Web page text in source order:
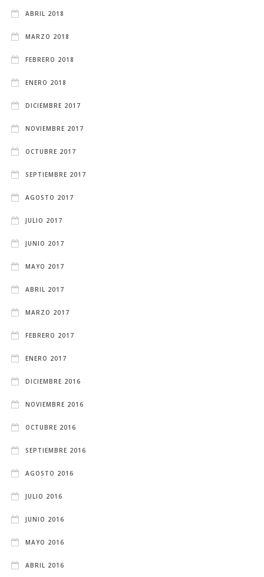
ABRIL 2018
MARZO 2018
FEBRERO 2018
ENERO 2018
DICIEMBRE 2017
NOVIEMBRE 2017
OCTUBRE 2017
SEPTIEMBRE 2017
AGOSTO 2017
JULIO 2017
JUNIO 2017
MAYO 2017
ABRIL 2017
MARZO 2017
FEBRERO 2017
ENERO 2017
DICIEMBRE 2016
NOVIEMBRE 2016
OCTUBRE 2016
SEPTIEMBRE 2016
AGOSTO 2016
JULIO 2016
JUNIO 2016
MAYO 2016
ABRIL 2016